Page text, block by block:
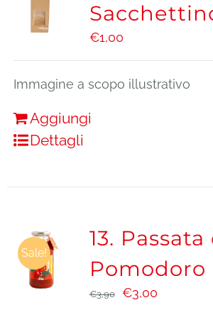
€1,00
Immagine a scopo illustrativo
Aggiungi
Dettagli
Sale!
13. Passata
Pomodoro
€3,90
Il
€3,00Il